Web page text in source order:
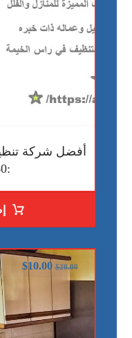
أفضل شركة
:0509355240
$20.00
$10.00